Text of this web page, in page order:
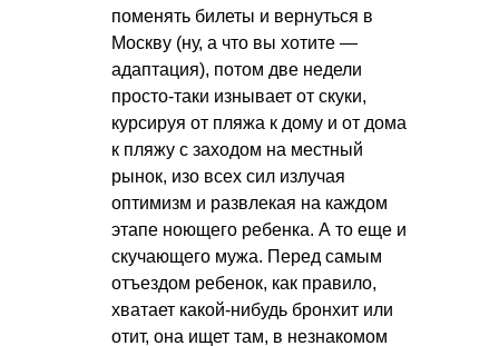
поменять билеты и вернуться в
Москву (ну, а что вы хотите —
адаптация), потом две недели
просто-таки изнывает от скуки,
курсируя от пляжа к дому и от дома
к пляжу с заходом на местный
рынок, изо всех сил излучая
оптимизм и развлекая на каждом
этапе ноющего ребенка. А то еще и
скучающего мужа. Перед самым
отъездом ребенок, как правило,
хватает какой-нибудь бронхит или
отит, она ищет там, в незнакомом